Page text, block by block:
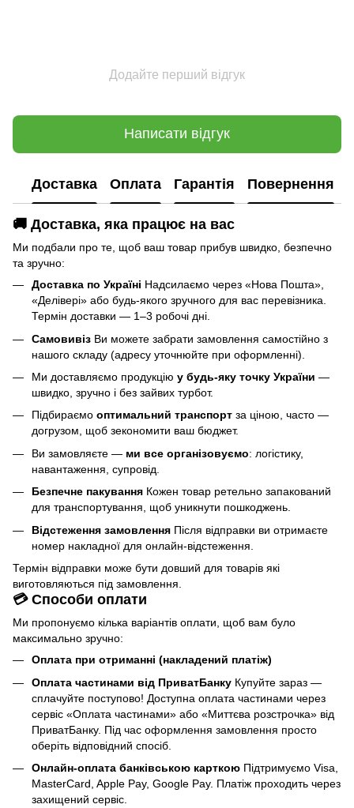
Додайте перший відгук
Написати відгук
Доставка Оплата Гарантія Повернення
🚚 Доставка, яка працює на вас
Ми подбали про те, щоб ваш товар прибув швидко, безпечно
та зручно:
Доставка по Україні Надсилаємо через «Нова Пошта»,
«Делівері» або будь-якого зручного для вас перевізника.
Термін доставки — 1–3 робочі дні.
Самовивіз Ви можете забрати замовлення самостійно з
нашого складу (адресу уточнюйте при оформленні).
Ми доставляємо продукцію у будь-яку точку України —
швидко, зручно і без зайвих турбот.
Підбираємо оптимальний транспорт за ціною, часто —
догрузом, щоб зекономити ваш бюджет.
Ви замовляєте — ми все організовуємо: логістику,
навантаження, супровід.
Безпечне пакування Кожен товар ретельно запакований
для транспортування, щоб уникнути пошкоджень.
Відстеження замовлення Після відправки ви отримаєте
номер накладної для онлайн-відстеження.
Термін відправки може бути довший для товарів які
виготовляються під замовлення.
💳 Способи оплати
Ми пропонуємо кілька варіантів оплати, щоб вам було
максимально зручно:
Оплата при отриманні (накладений платіж)
Оплата частинами від ПриватБанку Купуйте зараз —
сплачуйте поступово! Доступна оплата частинами через
сервіс «Оплата частинами» або «Миттєва розстрочка» від
ПриватБанку. Під час оформлення замовлення просто
оберіть відповідний спосіб.
Онлайн-оплата банківською карткою Підтримуємо Visa,
MasterCard, Apple Pay, Google Pay. Платіж проходить через
захищений сервіс.